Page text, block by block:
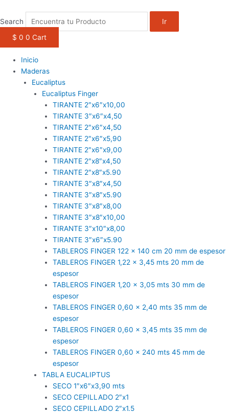
contenido
Search
Ir
$ 0 0 Cart
Inicio
Maderas
Eucaliptus
Eucaliptus Finger
TIRANTE 2″x6″x10,00
TIRANTE 3″x6″x4,50
TIRANTE 2″x6″x4,50
TIRANTE 2″x6″x5,90
TIRANTE 2″x6″x9,00
TIRANTE 2″x8″x4,50
TIRANTE 2″x8″x5.90
TIRANTE 3″x8″x4,50
TIRANTE 3″x8″x5.90
TIRANTE 3″x8″x8,00
TIRANTE 3″x8″x10,00
TIRANTE 3″x10″x8,00
TIRANTE 3″x6″x5.90
TABLEROS FINGER 122 x 140 cm 20 mm de espesor
TABLEROS FINGER 1,22 x 3,45 mts 20 mm de
espesor
TABLEROS FINGER 1,20 x 3,05 mts 30 mm de
espesor
TABLEROS FINGER 0,60 x 2,40 mts 35 mm de
espesor
TABLEROS FINGER 0,60 x 3,45 mts 35 mm de
espesor
TABLEROS FINGER 0,60 x 240 mts 45 mm de
espesor
TABLA EUCALIPTUS
SECO 1″x6″x3,90 mts
SECO CEPILLADO 2″x1
SECO CEPILLADO 2″x1.5